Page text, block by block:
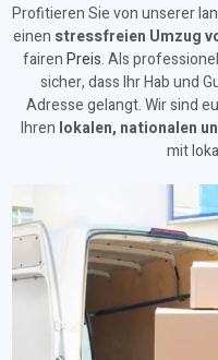
Profitieren Sie von unserer
einen stressfreien Umzug
fairenPreis. Als
sicher, dass Ihr Hab und
Adresse gelangt. Wir sind
Ihren lokalen, nationalen
mit